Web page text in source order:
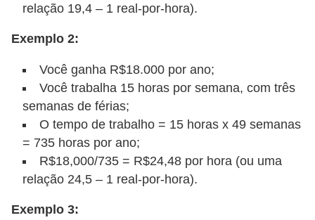
relação 19,4 – 1 real-por-hora).
Exemplo 2:
Você ganha R$18.000 por ano;
Você trabalha 15 horas por semana, com três
semanas de férias;
O tempo de trabalho = 15 horas x 49 semanas
= 735 horas por ano;
R$18,000/735 = R$24,48 por hora (ou uma
relação 24,5 – 1 real-por-hora).
Exemplo 3:
r
e
e
o
c